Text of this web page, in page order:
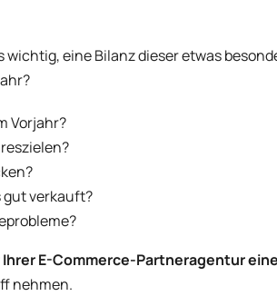
eine Bilanz dieser etwas
Vorjahr?
gut verkauft?
Ihrer E-Commerce-Partneragentur
nehmen.